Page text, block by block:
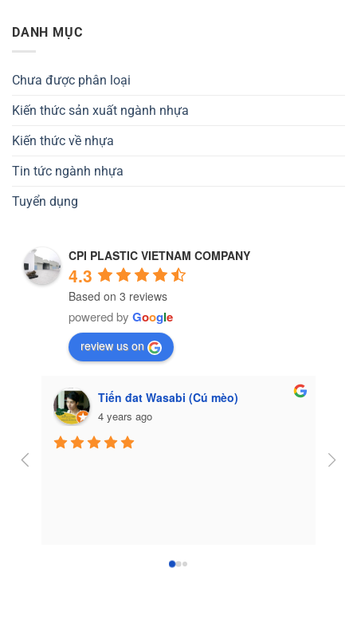
DANH MỤC
Chưa được phân loại
Kiến thức sản xuất ngành nhựa
Kiến thức về nhựa
Tin tức ngành nhựa
Tuyển dụng
CPI PLASTIC VIETNAM COMPANY
4.3
Based on 3 reviews
powered by Google
review us on
Tiến đat Wasabi (Cú mèo)
4 years ago